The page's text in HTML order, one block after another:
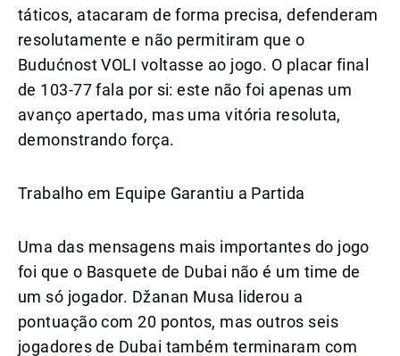
táticos, atacaram de forma precisa, defenderam
resolutamente e não permitiram que o
Budućnost VOLI voltasse ao jogo. O placar final
de 103-77 fala por si: este não foi apenas um
avanço apertado, mas uma vitória resoluta,
demonstrando força.
Trabalho em Equipe Garantiu a Partida
Uma das mensagens mais importantes do jogo
foi que o Basquete de Dubai não é um time de
um só jogador. Džanan Musa liderou a
pontuação com 20 pontos, mas outros seis
jogadores de Dubai também terminaram com